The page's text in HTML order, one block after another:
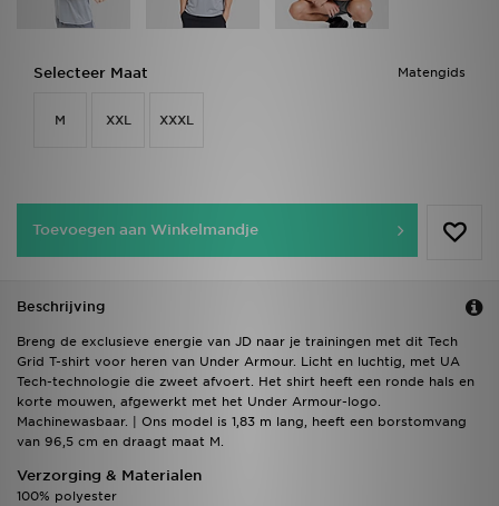
Matengids
Selecteer Maat
M XXL XXXL
Toevoegen aan Winkelmandje
Beschrijving
Breng de exclusieve energie van JD naar je trainingen met dit Tech
Grid T-shirt voor heren van Under Armour. Licht en luchtig, met UA
Tech-technologie die zweet afvoert. Het shirt heeft een ronde hals en
korte mouwen, afgewerkt met het Under Armour-logo.
Machinewasbaar. | Ons model is 1,83 m lang, heeft een borstomvang
van 96,5 cm en draagt maat M.
Verzorging & Materialen
100% polyester